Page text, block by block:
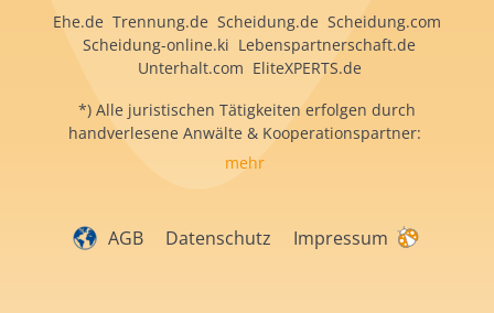
Ehe.de Trennung.de Scheidung.de Scheidung.com
Scheidung-online.ki Lebenspartnerschaft.de
Unterhalt.com EliteXPERTS.de
*) Alle juristischen Tätigkeiten erfolgen durch
handverlesene Anwälte & Kooperationspartner:
mehr
AGB Datenschutz Impressum